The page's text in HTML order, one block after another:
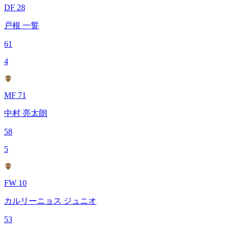
DF 28
戸根 一誓
61
4
MF 71
中村 亮太朗
58
5
FW 10
カルリーニョス ジュニオ
53